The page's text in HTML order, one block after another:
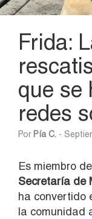
Frida:
que se
redes
Por Pía C. -
Es miembro
Secretaría de
ha convertido
la comunidad